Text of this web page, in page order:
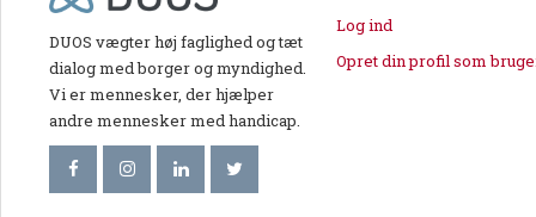
DUOS vægter høj faglighed og tæt
dialog med borger og myndighed.
Vi er mennesker, der hjælper
andre mennesker med handicap.
Log ind
Opret din profil som